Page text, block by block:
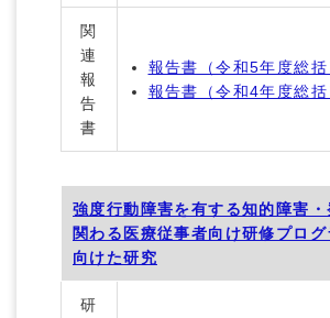
関
連
報
告
書
報告書（令和5年度総括
報告書（令和4年度総括
強度行動障害を有する知的障害・
関わる医療従事者向け研修プログ
向けた研究
研